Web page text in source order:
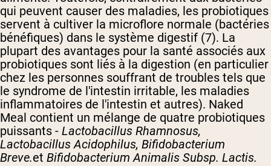
qui peuvent causer des maladies, les probiotiques
servent à cultiver la microflore normale (bactéries
bénéfiques) dans le système digestif (7). La
plupart des avantages pour la santé associés aux
probiotiques sont liés à la digestion (en particulier
chez les personnes souffrant de troubles tels que
le syndrome de l'intestin irritable, les maladies
inflammatoires de l'intestin et autres). Naked
Meal contient un mélange de quatre probiotiques
puissants - Lactobacillus Rhamnosus,
Lactobacillus Acidophilus, Bifidobacterium
Breve.et Bifidobacterium Animalis Subsp. Lactis.